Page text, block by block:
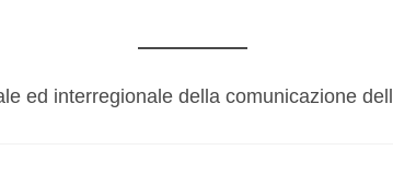
ed interregionale della comunicazione